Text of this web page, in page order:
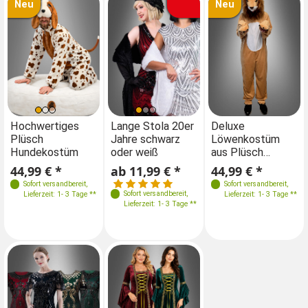
Neu
Hochwertiges
Plüsch
Hundekostüm
44,99 € *
Sofort versandbereit,
Lieferzeit: 1- 3 Tage **
Größen
M-L XL-XXL
Hochwertiges
Plüsch
Hundekostüm
44,99 € *
Sofort versandbereit,
Lieferzeit: 1- 3 Tage **
Farben
Lange Stola 20er
Jahre schwarz
oder weiß
ab 11,99 € *
Sofort versandbereit,
Lieferzeit: 1- 3 Tage **
Farben
Neu
Größen
XS-S
M-L
XL-XXL
Deluxe
Löwenkostüm
aus Plüsch
waschbar
44,99 € *
Sofort versandbereit,
Lieferzeit: 1- 3 Tage **